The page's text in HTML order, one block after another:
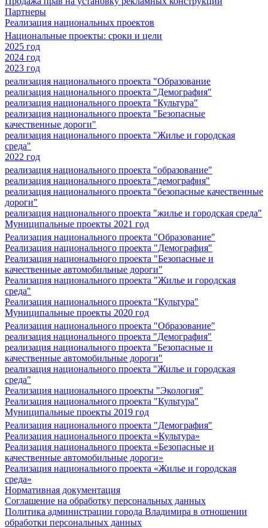
Партнеры
Реализация национальных проектов
Национальные проекты: сроки и цели
2025 год
2024 год
2023 год
реализация национального проекта "Образование
реализация национального проекта "Демография"
реализация национального проекта "Культура"
реализация национального проекта "Безопасные
качественные дороги"
реализация национального проекта "Жилье и городская
среда"
2022 год
реализация национального проекта "образование"
реализация национального проекта "демография"
реализация национального проекта "безопасные качественные
дороги"
реализация национального проекта "жилье и городская среда"
Муниципальные проекты 2021 год
Реализация национального проекта "Образование"
Реализация национального проекта "Демография"
Реализация национального проекта "Безопасные и
качественные автомобильные дороги"
Реализация национального проекта "Жилье и городская
среда"
Реализация национального проекта "Культура"
Муниципальные проекты 2020 год
Реализация национального проекта "Образование"
реализация национального проекта "Демография"
реализация национального проекта "Безопасные и
качественные автомобильные дороги"
реализация национального проекта "Жилье и городская
среда"
Реализация национального проекты "Экология"
Реализация национального проекта "Культура"
Муниципальные проекты 2019 год
Реализация национального проекта "Демография"
Реализация национального проекта «Культура»
Реализация национального проекта «Безопасные и
качественные автомобильные дороги»
Реализация национального проекта «Жилье и городская
среда»
Нормативная документация
Соглашение на обработку персональных данных
Политика администрации города Владимира в отношении
обработки персональных данных